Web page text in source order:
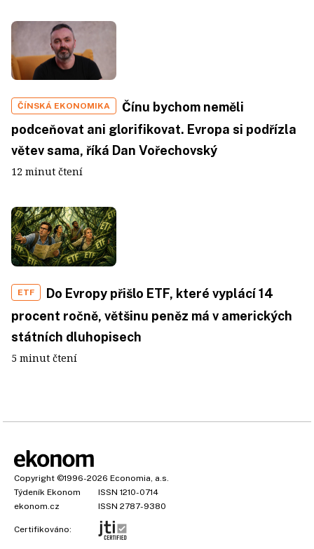
ČÍNSKÁ EKONOMIKA
Čínu bychom neměli
podceňovat ani glorifikovat. Evropa si podřízla
větev sama, říká Dan Vořechovský
12 minut čtení
ETF
Do Evropy přišlo ETF, které vyplácí 14
procent ročně, většinu peněz má v amerických
státních dluhopisech
5 minut čtení
Copyright ©1996-2026 Economia, a.s.
Týdeník Ekonom
ISSN 1210-0714
ekonom.cz
ISSN 2787-9380
Certifikováno: